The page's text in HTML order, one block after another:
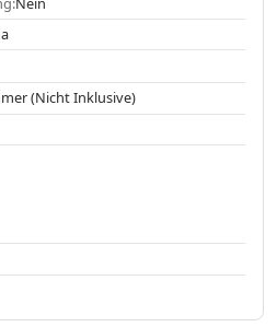
(Nicht Inklusive)